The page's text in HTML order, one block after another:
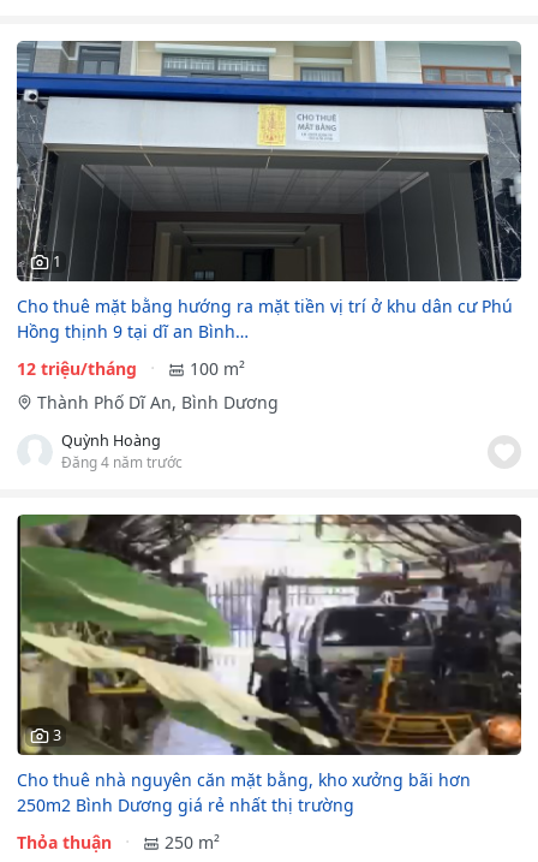
1
Cho thuê mặt bằng hướng ra mặt tiền vị trí ở khu dân cư Phú
Hồng thịnh 9 tại dĩ an Bình…
12 triệu/tháng
100 m²
Thành Phố Dĩ An, Bình Dương
Quỳnh Hoàng
Đăng 4 năm trước
3
Cho thuê nhà nguyên căn mặt bằng, kho xưởng bãi hơn
250m2 Bình Dương giá rẻ nhất thị trường
Thỏa thuận
250 m²